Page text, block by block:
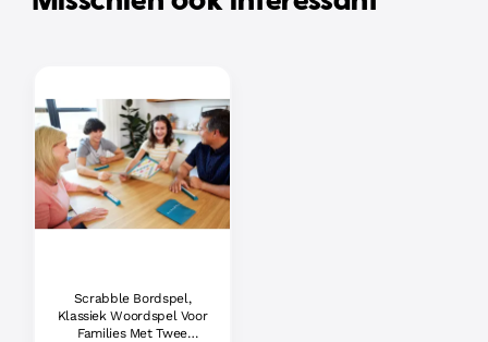
Scrabble Bordspel,
Klassiek Woordspel Voor
Families Met Twee